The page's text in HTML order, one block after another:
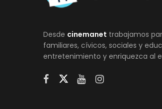
Desde cinemanet trabajamos
familiares, cívicos, sociales y
entretenimiento y enriquezca al